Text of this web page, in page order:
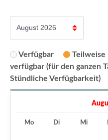
Verfügbar Teilweise
verfügbar (für den ganzen
Stündliche Verfügbarkeit)
Mo Di Mi